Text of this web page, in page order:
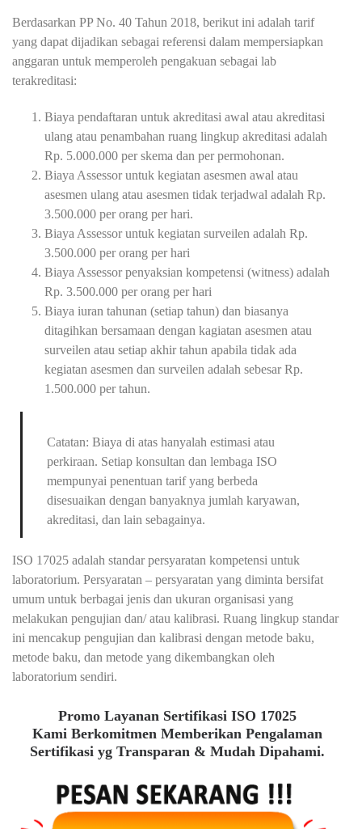
Berdasarkan PP No. 40 Tahun 2018, berikut ini adalah tarif
yang dapat dijadikan sebagai referensi dalam mempersiapkan
anggaran untuk memperoleh pengakuan sebagai lab
terakreditasi:
Biaya pendaftaran untuk akreditasi awal atau akreditasi
ulang atau penambahan ruang lingkup akreditasi adalah
Rp. 5.000.000 per skema dan per permohonan.
Biaya Assessor untuk kegiatan asesmen awal atau
asesmen ulang atau asesmen tidak terjadwal adalah Rp.
3.500.000 per orang per hari.
Biaya Assessor untuk kegiatan surveilen adalah Rp.
3.500.000 per orang per hari
Biaya Assessor penyaksian kompetensi (witness) adalah
Rp. 3.500.000 per orang per hari
Biaya iuran tahunan (setiap tahun) dan biasanya
ditagihkan bersamaan dengan kagiatan asesmen atau
surveilen atau setiap akhir tahun apabila tidak ada
kegiatan asesmen dan surveilen adalah sebesar Rp.
1.500.000 per tahun.
Catatan: Biaya di atas hanyalah estimasi atau
perkiraan. Setiap konsultan dan lembaga ISO
mempunyai penentuan tarif yang berbeda
disesuaikan dengan banyaknya jumlah karyawan,
akreditasi, dan lain sebagainya.
ISO 17025 adalah standar persyaratan kompetensi untuk
laboratorium. Persyaratan – persyaratan yang diminta bersifat
umum untuk berbagai jenis dan ukuran organisasi yang
melakukan pengujian dan/ atau kalibrasi. Ruang lingkup standar
ini mencakup pengujian dan kalibrasi dengan metode baku,
metode baku, dan metode yang dikembangkan oleh
laboratorium sendiri.
Promo Layanan Sertifikasi ISO 17025
Kami Berkomitmen Memberikan Pengalaman
Sertifikasi yg Transparan & Mudah Dipahami.